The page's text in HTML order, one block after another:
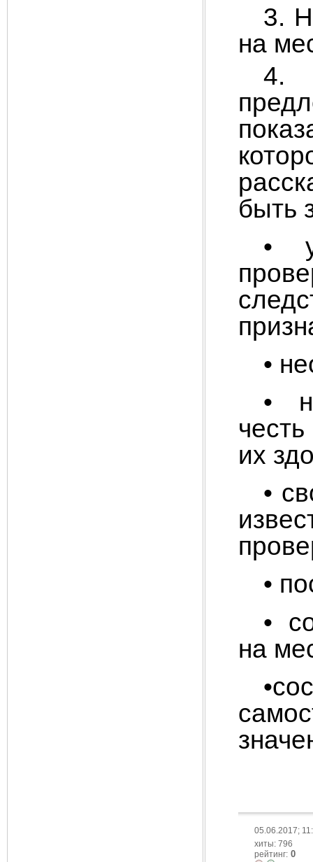
3.
на
4.
быть
•
•
•
их
•
•
•
на
05.06.2017;
хиты: 796
рейтинг: 0